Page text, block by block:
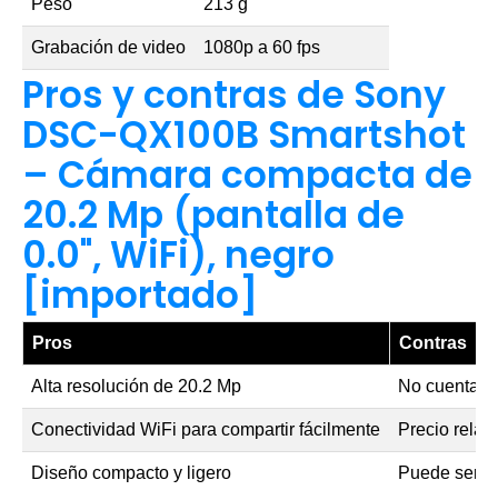
Peso 213 g
Grabación de video 1080p a 60 fps
Pros y contras de Sony
DSC-QX100B Smartshot
– Cámara compacta de
20.2 Mp (pantalla de
0.0", WiFi), negro
[importado]
Pros Contras
Alta resolución de 20.2 Mp No cuenta
Conectividad WiFi para compartir fácilmente Precio
Diseño compacto y ligero Puede ser